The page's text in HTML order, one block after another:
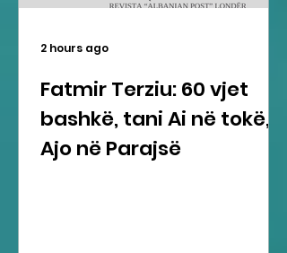
Fatmir Terziu: 60 vjet
bashkë, tani Ai në tokë,
Ajo në Parajsë
2 hours ago